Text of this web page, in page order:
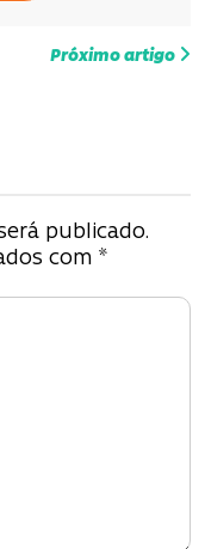
Próximo artigo
publicado.
com *